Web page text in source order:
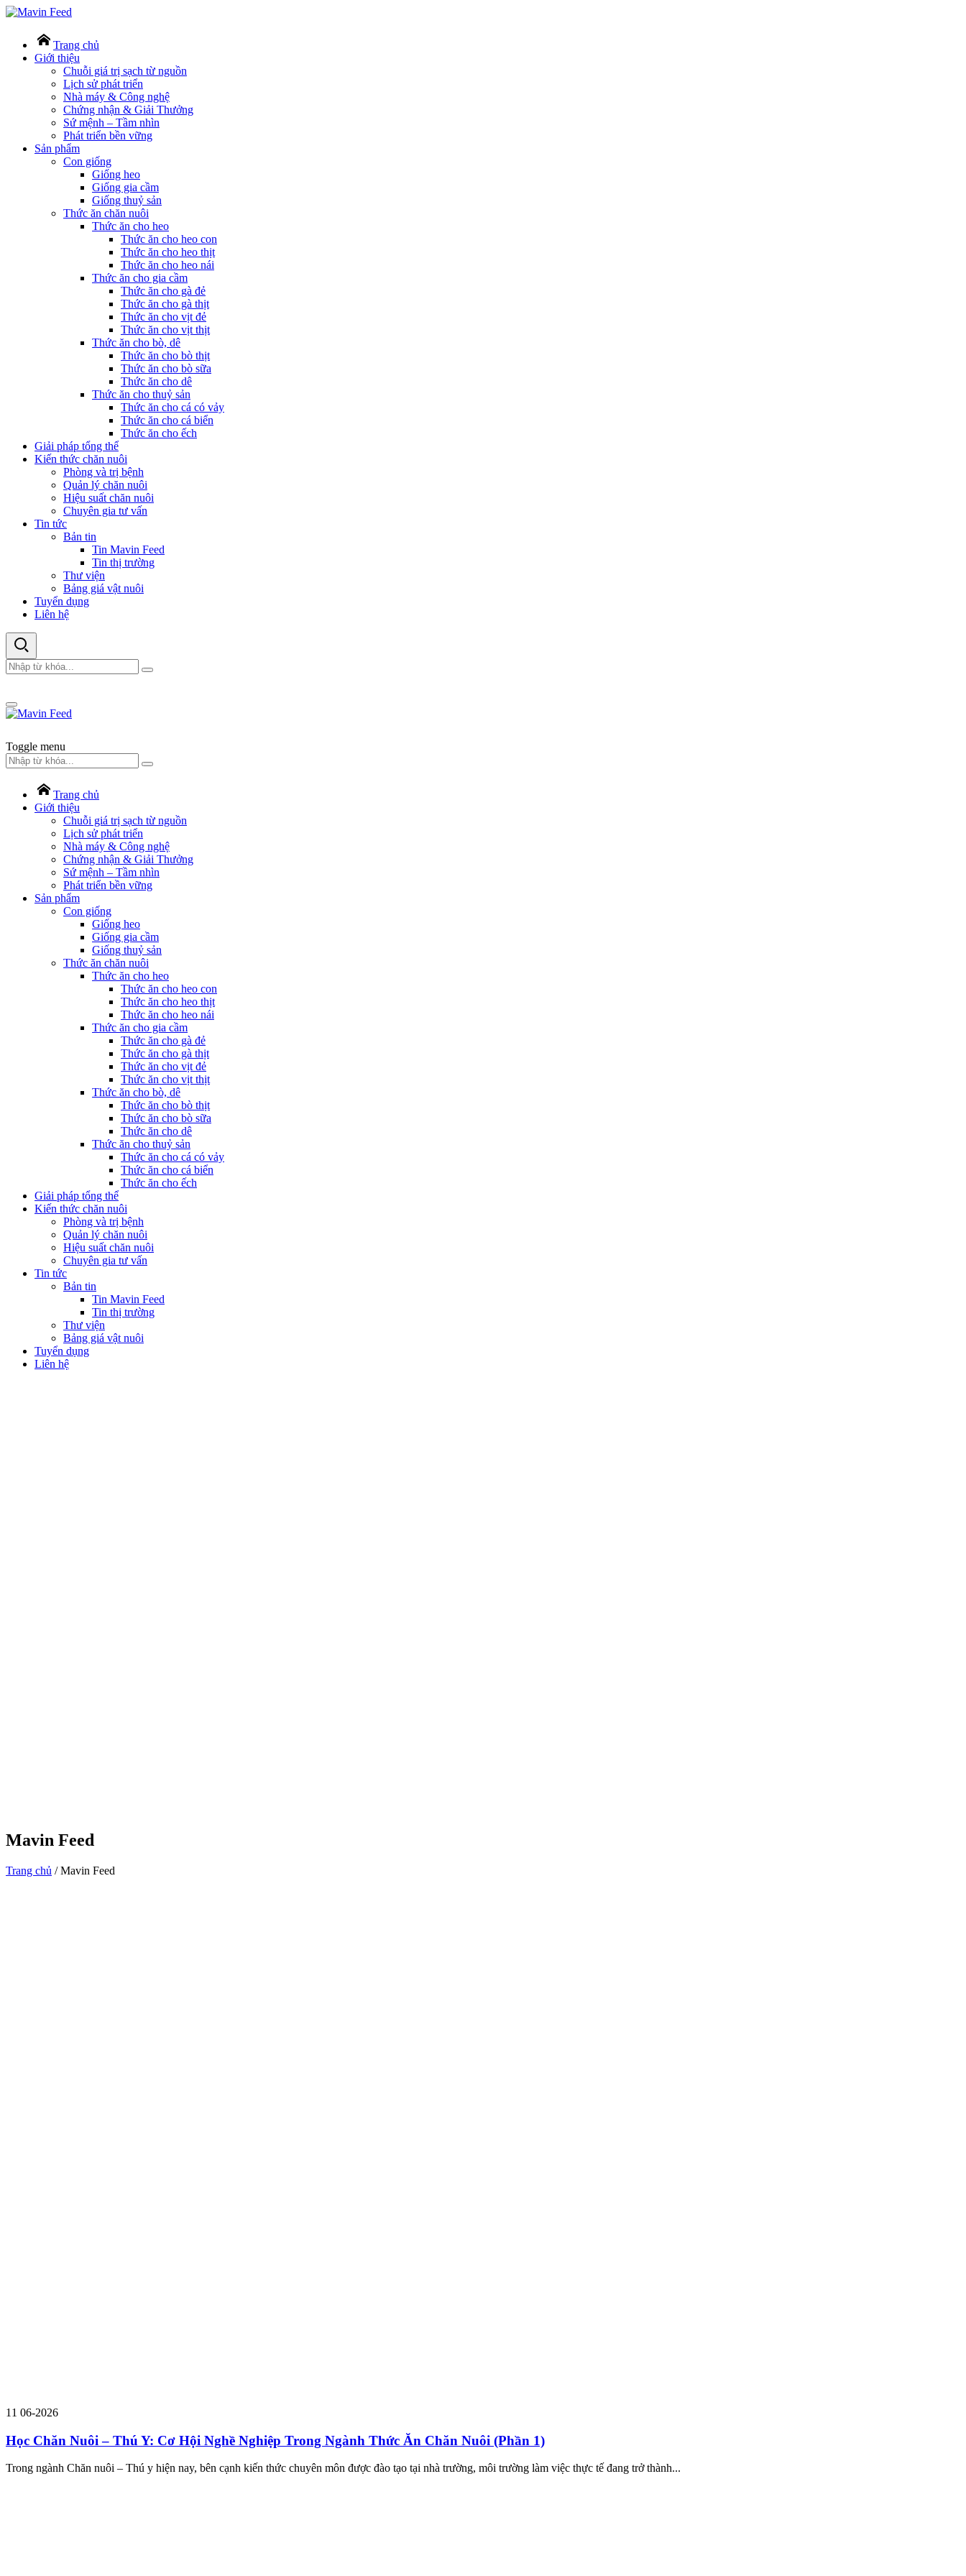
Trang chủ
Giới thiệu
Chuỗi giá trị sạch từ nguồn
Lịch sử phát triển
Nhà máy & Công nghệ
Chứng nhận & Giải Thưởng
Sứ mệnh – Tầm nhìn
Phát triển bền vững
Sản phẩm
Con giống
Giống heo
Giống gia cầm
Giống thuỷ sản
Thức ăn chăn nuôi
Thức ăn cho heo
Thức ăn cho heo con
Thức ăn cho heo thịt
Thức ăn cho heo nái
Thức ăn cho gia cầm
Thức ăn cho gà đẻ
Thức ăn cho gà thịt
Thức ăn cho vịt đẻ
Thức ăn cho vịt thịt
Thức ăn cho bò, dê
Thức ăn cho bò thịt
Thức ăn cho bò sữa
Thức ăn cho dê
Thức ăn cho thuỷ sản
Thức ăn cho cá có vảy
Thức ăn cho cá biển
Thức ăn cho ếch
Giải pháp tổng thể
Kiến thức chăn nuôi
Phòng và trị bệnh
Quản lý chăn nuôi
Hiệu suất chăn nuôi
Chuyên gia tư vấn
Tin tức
Bản tin
Tin Mavin Feed
Tin thị trường
Thư viện
Bảng giá vật nuôi
Tuyển dụng
Liên hệ
Toggle menu
Trang chủ
Giới thiệu
Chuỗi giá trị sạch từ nguồn
Lịch sử phát triển
Nhà máy & Công nghệ
Chứng nhận & Giải Thưởng
Sứ mệnh – Tầm nhìn
Phát triển bền vững
Sản phẩm
Con giống
Giống heo
Giống gia cầm
Giống thuỷ sản
Thức ăn chăn nuôi
Thức ăn cho heo
Thức ăn cho heo con
Thức ăn cho heo thịt
Thức ăn cho heo nái
Thức ăn cho gia cầm
Thức ăn cho gà đẻ
Thức ăn cho gà thịt
Thức ăn cho vịt đẻ
Thức ăn cho vịt thịt
Thức ăn cho bò, dê
Thức ăn cho bò thịt
Thức ăn cho bò sữa
Thức ăn cho dê
Thức ăn cho thuỷ sản
Thức ăn cho cá có vảy
Thức ăn cho cá biển
Thức ăn cho ếch
Giải pháp tổng thể
Kiến thức chăn nuôi
Phòng và trị bệnh
Quản lý chăn nuôi
Hiệu suất chăn nuôi
Chuyên gia tư vấn
Tin tức
Bản tin
Tin Mavin Feed
Tin thị trường
Thư viện
Bảng giá vật nuôi
Tuyển dụng
Liên hệ
Mavin Feed
Trang chủ /Mavin Feed
11 06-2026
Học Chăn Nuôi – Thú Y: Cơ Hội Nghề Nghiệp Trong Ngành Thức Ăn Chăn Nuôi (Phần 1)
Trong ngành Chăn nuôi – Thú y hiện nay, bên cạnh kiến thức chuyên môn được đào tạo tại nhà trường, môi trường làm việc thực tế đang trở thành...